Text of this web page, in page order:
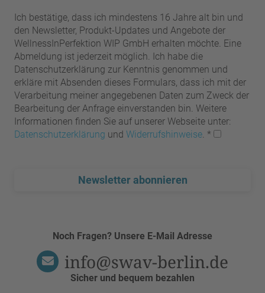
Ich bestätige, dass ich mindestens 16 Jahre alt bin und
den Newsletter, Produkt-Updates und Angebote der
WellnessInPerfektion WIP GmbH erhalten möchte. Eine
Abmeldung ist jederzeit möglich. Ich habe die
Datenschutzerklärung zur Kenntnis genommen und
erkläre mit Absenden dieses Formulars, dass ich mit der
Verarbeitung meiner angegebenen Daten zum Zweck der
Bearbeitung der Anfrage einverstanden bin. Weitere
Informationen finden Sie auf unserer Webseite unter:
Datenschutzerklärung und Widerrufshinweise. *
Newsletter abonnieren
Sicher und bequem bezahlen
Noch Fragen? Unsere E-Mail Adresse
info@swav-berlin.de